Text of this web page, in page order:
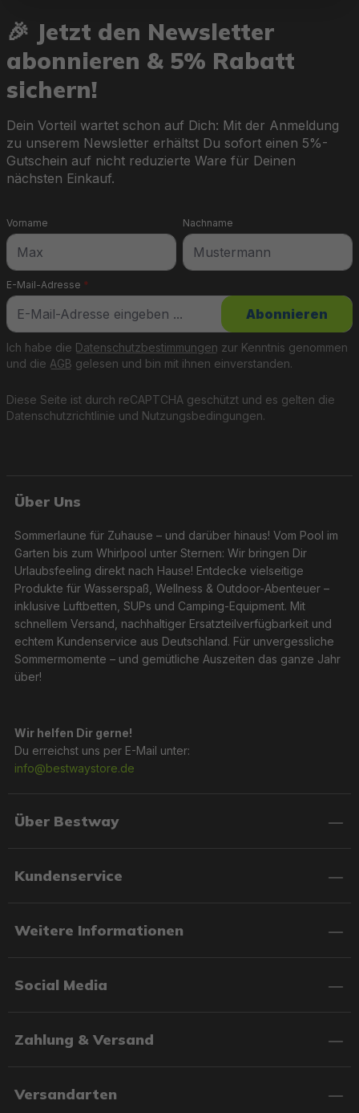
🎉 Jetzt den Newsletter
abonnieren & 5% Rabatt
sichern!
Dein Vorteil wartet schon auf Dich: Mit der Anmeldung
zu unserem Newsletter erhältst Du sofort einen 5%-
Gutschein auf nicht reduzierte Ware für Deinen
nächsten Einkauf.
E-Mail-Adresse *
Vorname Nachname
Diese Seite ist durch reCAPTCHA geschützt und es gelten die
Datenschutzrichtlinie und Nutzungsbedingungen.
Ich habe die Datenschutzbestimmungen zur Kenntnis genommen
und die AGB gelesen und bin mit ihnen einverstanden.
Abonnieren
Über Uns
Sommerlaune für Zuhause – und darüber hinaus! Vom Pool im
Garten bis zum Whirlpool unter Sternen: Wir bringen Dir
Urlaubsfeeling direkt nach Hause! Entdecke vielseitige
Produkte für Wasserspaß, Wellness & Outdoor-Abenteuer –
inklusive Luftbetten, SUPs und Camping-Equipment. Mit
schnellem Versand, nachhaltiger Ersatzteilverfügbarkeit und
echtem Kundenservice aus Deutschland. Für unvergessliche
Sommermomente – und gemütliche Auszeiten das ganze Jahr
über!
Wir helfen Dir gerne!
Du erreichst uns per E-Mail unter:
info@bestwaystore.de
Über Bestway
Kundenservice
Weitere Informationen
Social Media
Zahlung & Versand
Versandarten